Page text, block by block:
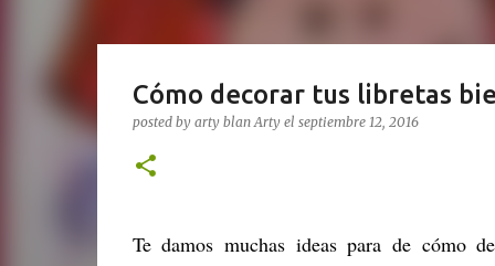
Cómo decorar tus libretas
posted by arty blanArty el septiembre 12, 2016
Te damos muchas ideas para de cómo